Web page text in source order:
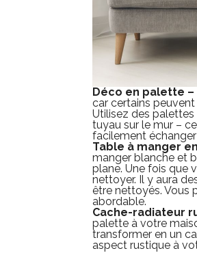
Déco en palette
car certains
Utilisez des
tuyau sur le mur –
facilement
Table à manger
manger blanche et
plane. Une fois que
nettoyer. Il y aura
être nettoyés. Vous
abordable.
Cache-radiateur
palette à votre
transformer en un
aspect rustique à